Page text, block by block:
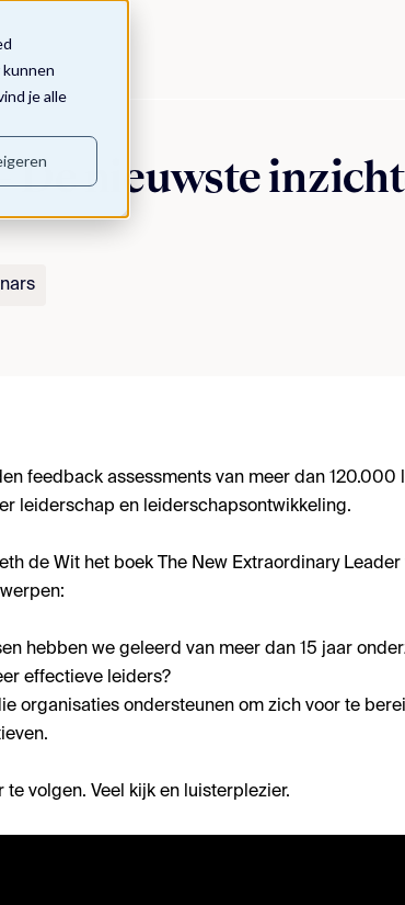
je alle
nieuwste
feedback assessments van meer dan
leiderschap en leiderschapsontwikkeling.
de Wit het boek The New Extraordinary Leader
hebben we geleerd van meer dan 15 jaar
effectieve leiders?
organisaties ondersteunen om zich voor te
volgen. Veel kijk en luisterplezier.